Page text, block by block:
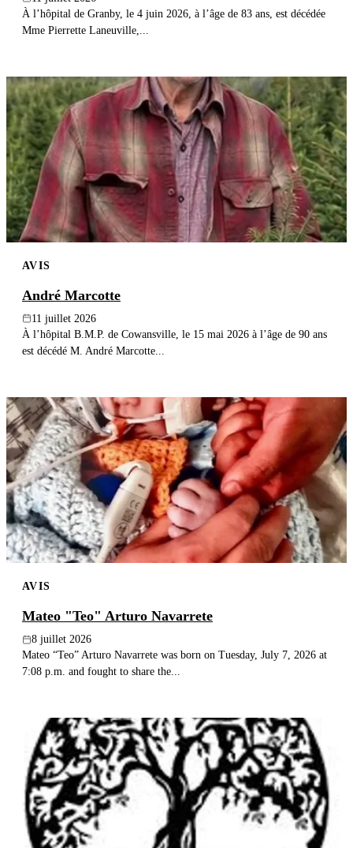
À l’hôpital de Granby, le 4 juin 2026, à l’âge de 83 ans, est décédée
Mme Pierrette Laneuville,...
AVIS
André Marcotte
11 juillet 2026
À l’hôpital B.M.P. de Cowansville, le 15 mai 2026 à l’âge de 90 ans
est décédé M. André Marcotte...
AVIS
Mateo "Teo" Arturo Navarrete
8 juillet 2026
Mateo “Teo” Arturo Navarrete was born on Tuesday, July 7, 2026 at
7:08 p.m. and fought to share the...